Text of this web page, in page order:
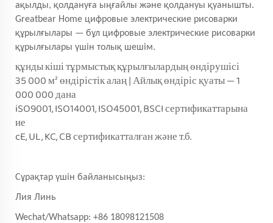
ақылды, қолдануға ыңғайлы және қолдануы қуанышты.
Greatbear Home цифровые электрические рисоварки
құрылғылары — бұл цифровые электрические рисоварки
құрылғылары үшін толық шешім.
құнды кіші тұрмыстық құрылғылардың өндірушісі
35 000 м² өндірістік алаң | Айлық өндіріс қуаты — 1
000 000 дана
iSO9001, ISO14001, ISO45001, BSCI сертификаттарына
ие
cE, UL, KC, CB сертификатталған және т.б.
Сұрақтар үшін байланысыңыз:
Лия Линь
Wechat/Whatsapp: +86 18098121508